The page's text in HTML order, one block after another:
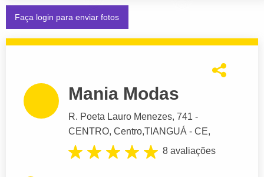
Faça login para enviar fotos
Mania Modas
R. Poeta Lauro Menezes, 741 -
CENTRO, Centro,TIANGUÁ - CE,
8 avaliações